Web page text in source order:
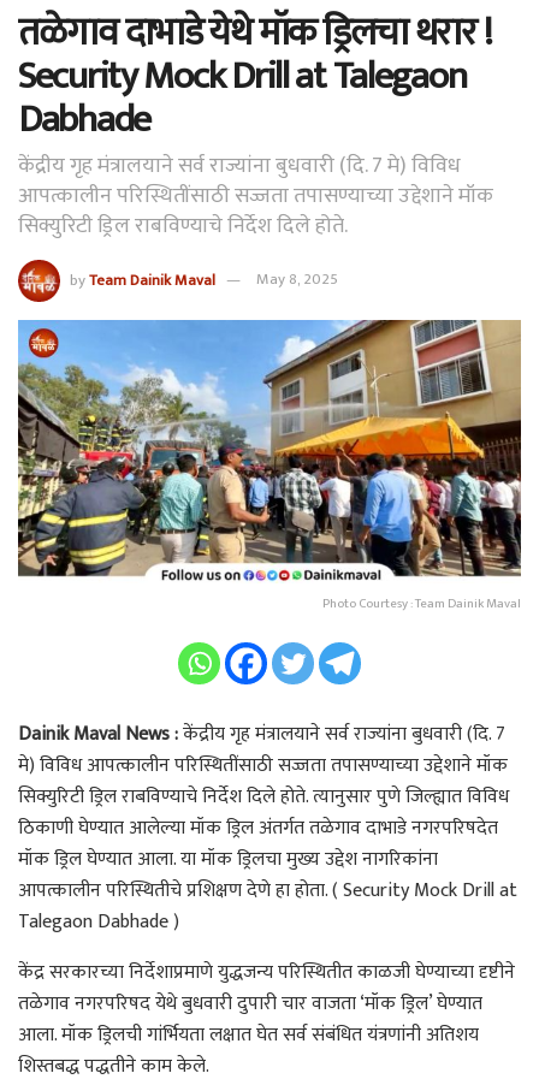
तळेगाव दाभाडे येथे मॉक ड्रिलचा थरार !
Security Mock Drill at Talegaon
Dabhade
केंद्रीय गृह मंत्रालयाने सर्व राज्यांना बुधवारी (दि. 7 मे) विविध
आपत्कालीन परिस्थितींसाठी सज्जता तपासण्याच्या उद्देशाने मॉक
सिक्युरिटी ड्रिल राबविण्याचे निर्देश दिले होते.
byTeam Dainik Maval May 8, 2025
Photo Courtesy : Team Dainik Maval
Dainik Maval News :केंद्रीय गृह मंत्रालयाने सर्व राज्यांना बुधवारी (दि. 7
मे) विविध आपत्कालीन परिस्थितींसाठी सज्जता तपासण्याच्या उद्देशाने मॉक
सिक्युरिटी ड्रिल राबविण्याचे निर्देश दिले होते. त्यानुसार पुणे जिल्ह्यात विविध
ठिकाणी घेण्यात आलेल्या मॉक ड्रिल अंतर्गत तळेगाव दाभाडे नगरपरिषदेत
मॉक ड्रिल घेण्यात आला. या मॉक ड्रिलचा मुख्य उद्देश नागरिकांना
आपत्कालीन परिस्थितीचे प्रशिक्षण देणे हा होता. ( Security Mock Drill at
Talegaon Dabhade )
केंद्र सरकारच्या निर्देशाप्रमाणे युद्धजन्य परिस्थितीत काळजी घेण्याच्या दृष्टीने
तळेगाव नगरपरिषद येथे बुधवारी दुपारी चार वाजता ‘मॉक ड्रिल’ घेण्यात
आला. मॉक ड्रिलची गांर्भियता लक्षात घेत सर्व संबंधित यंत्रणांनी अतिशय
शिस्तबद्ध पद्धतीने काम केले.